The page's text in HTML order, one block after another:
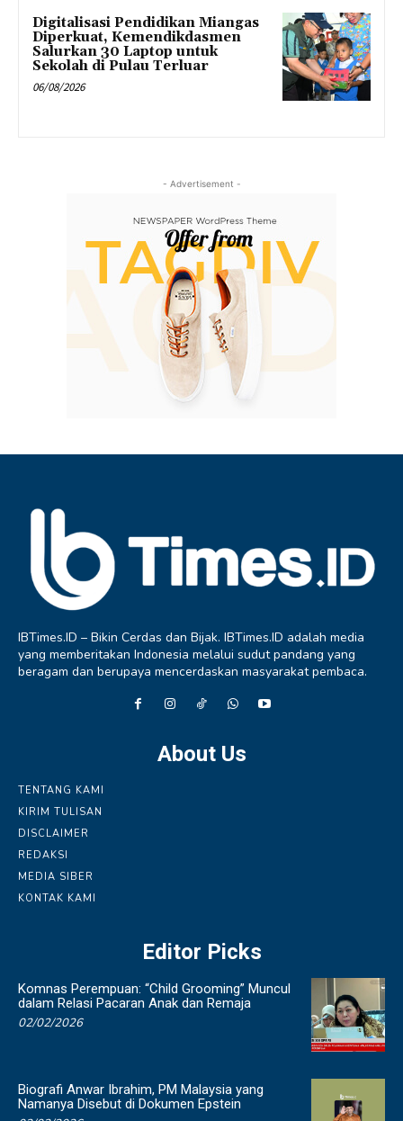
Digitalisasi Pendidikan Miangas
Diperkuat, Kemendikdasmen
Salurkan 30 Laptop untuk
Sekolah di Pulau Terluar
06/08/2026
- Advertisement -
IBTimes.ID – Bikin Cerdas dan Bijak. IBTimes.ID adalah media
yang memberitakan Indonesia melalui sudut pandang yang
beragam dan berupaya mencerdaskan masyarakat pembaca.
About Us
TENTANG KAMI
KIRIM TULISAN
DISCLAIMER
REDAKSI
MEDIA SIBER
KONTAK KAMI
Editor Picks
Komnas Perempuan: “Child Grooming” Muncul
dalam Relasi Pacaran Anak dan Remaja
02/02/2026
Biografi Anwar Ibrahim, PM Malaysia yang
Namanya Disebut di Dokumen Epstein